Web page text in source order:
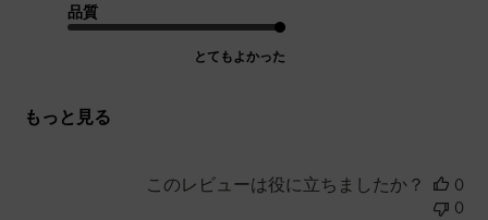
品質
とてもよかった
もっと見る
このレビューは役に立ちましたか？
0
0